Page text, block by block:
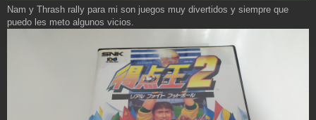
Nam y Thrash rally para mi son juegos muy divertidos y siempre que
puedo les meto algunos vicios.